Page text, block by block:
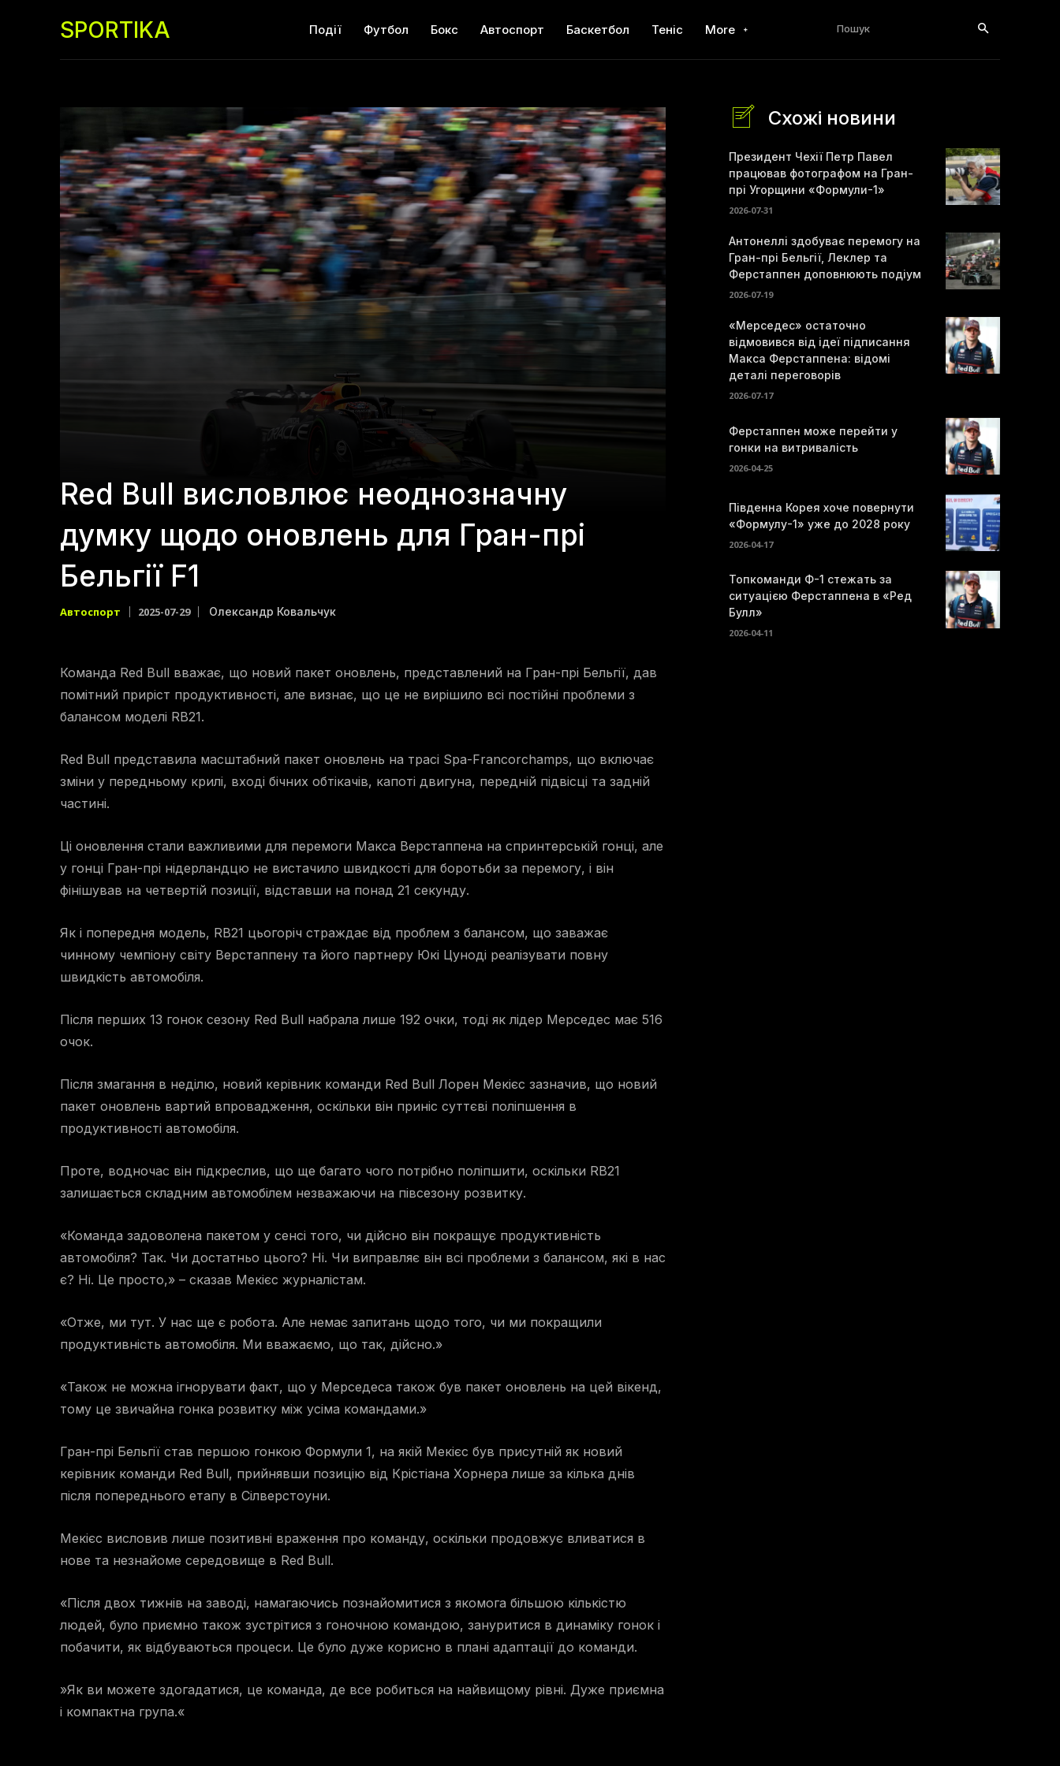
SPORTIKA Події Футбол Бокс Автоспорт Баскетбол Теніс More Пошук
Red Bull висловлює неоднозначну
думку щодо оновлень для Гран-прі
Бельгії F1
Автоспорт 2025-07-29 Олександр Ковальчук
Команда Red Bull вважає, що новий пакет оновлень, представлений на Гран-прі Бельгії, дав
помітний приріст продуктивності, але визнає, що це не вирішило всі постійні проблеми з
балансом моделі RB21.
Red Bull представила масштабний пакет оновлень на трасі Spa-Francorchamps, що включає
зміни у передньому крилі, вході бічних обтікачів, капоті двигуна, передній підвісці та задній
частині.
Ці оновлення стали важливими для перемоги Макса Верстаппена на спринтерській гонці, але
у гонці Гран-прі нідерландцю не вистачило швидкості для боротьби за перемогу, і він
фінішував на четвертій позиції, відставши на понад 21 секунду.
Як і попередня модель, RB21 цьогоріч страждає від проблем з балансом, що заважає
чинному чемпіону світу Верстаппену та його партнеру Юкі Цуноді реалізувати повну
швидкість автомобіля.
Після перших 13 гонок сезону Red Bull набрала лише 192 очки, тоді як лідер Мерседес має 516
очок.
Після змагання в неділю, новий керівник команди Red Bull Лорен Мекієс зазначив, що новий
пакет оновлень вартий впровадження, оскільки він приніс суттєві поліпшення в
продуктивності автомобіля.
Проте, водночас він підкреслив, що ще багато чого потрібно поліпшити, оскільки RB21
залишається складним автомобілем незважаючи на півсезону розвитку.
«Команда задоволена пакетом у сенсі того, чи дійсно він покращує продуктивність
автомобіля? Так. Чи достатньо цього? Ні. Чи виправляє він всі проблеми з балансом, які в нас
є? Ні. Це просто,» – сказав Мекієс журналістам.
«Отже, ми тут. У нас ще є робота. Але немає запитань щодо того, чи ми покращили
продуктивність автомобіля. Ми вважаємо, що так, дійсно.»
«Також не можна ігнорувати факт, що у Мерседеса також був пакет оновлень на цей вікенд,
тому це звичайна гонка розвитку між усіма командами.»
Гран-прі Бельгії став першою гонкою Формули 1, на якій Мекієс був присутній як новий
керівник команди Red Bull, прийнявши позицію від Крістіана Хорнера лише за кілька днів
після попереднього етапу в Сілверстоуни.
Мекієс висловив лише позитивні враження про команду, оскільки продовжує вливатися в
нове та незнайоме середовище в Red Bull.
«Після двох тижнів на заводі, намагаючись познайомитися з якомога більшою кількістю
людей, було приємно також зустрітися з гоночною командою, зануритися в динаміку гонок і
побачити, як відбуваються процеси. Це було дуже корисно в плані адаптації до команди.
»Як ви можете здогадатися, це команда, де все робиться на найвищому рівні. Дуже приємна
і компактна група.«
Схожі новини
Президент Чехії Петр Павел
працював фотографом на Гран-
прі Угорщини «Формули-1»
2026-07-31
Антонеллі здобуває перемогу на
Гран-прі Бельгії, Леклер та
Ферстаппен доповнюють подіум
2026-07-19
«Мерседес» остаточно
відмовився від ідеї підписання
Макса Ферстаппена: відомі
деталі переговорів
2026-07-17
Ферстаппен може перейти у
гонки на витривалість
2026-04-25
Південна Корея хоче повернути
«Формулу-1» уже до 2028 року
2026-04-17
Топкоманди Ф-1 стежать за
ситуацією Ферстаппена в «Ред
Булл»
2026-04-11